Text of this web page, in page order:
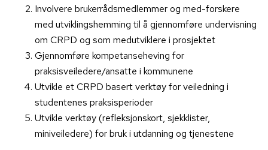
Involvere brukerrådsmedlemmer og med-forskere
med utviklingshemming til å gjennomføre undervisning
om CRPD og som medutviklere i prosjektet
Gjennomføre kompetanseheving for
praksisveiledere/ansatte i kommunene
Utvikle et CRPD basert verktøy for veiledning i
studentenes praksisperioder
Utvikle verktøy (refleksjonskort, sjekklister,
miniveiledere) for bruk i utdanning og tjenestene